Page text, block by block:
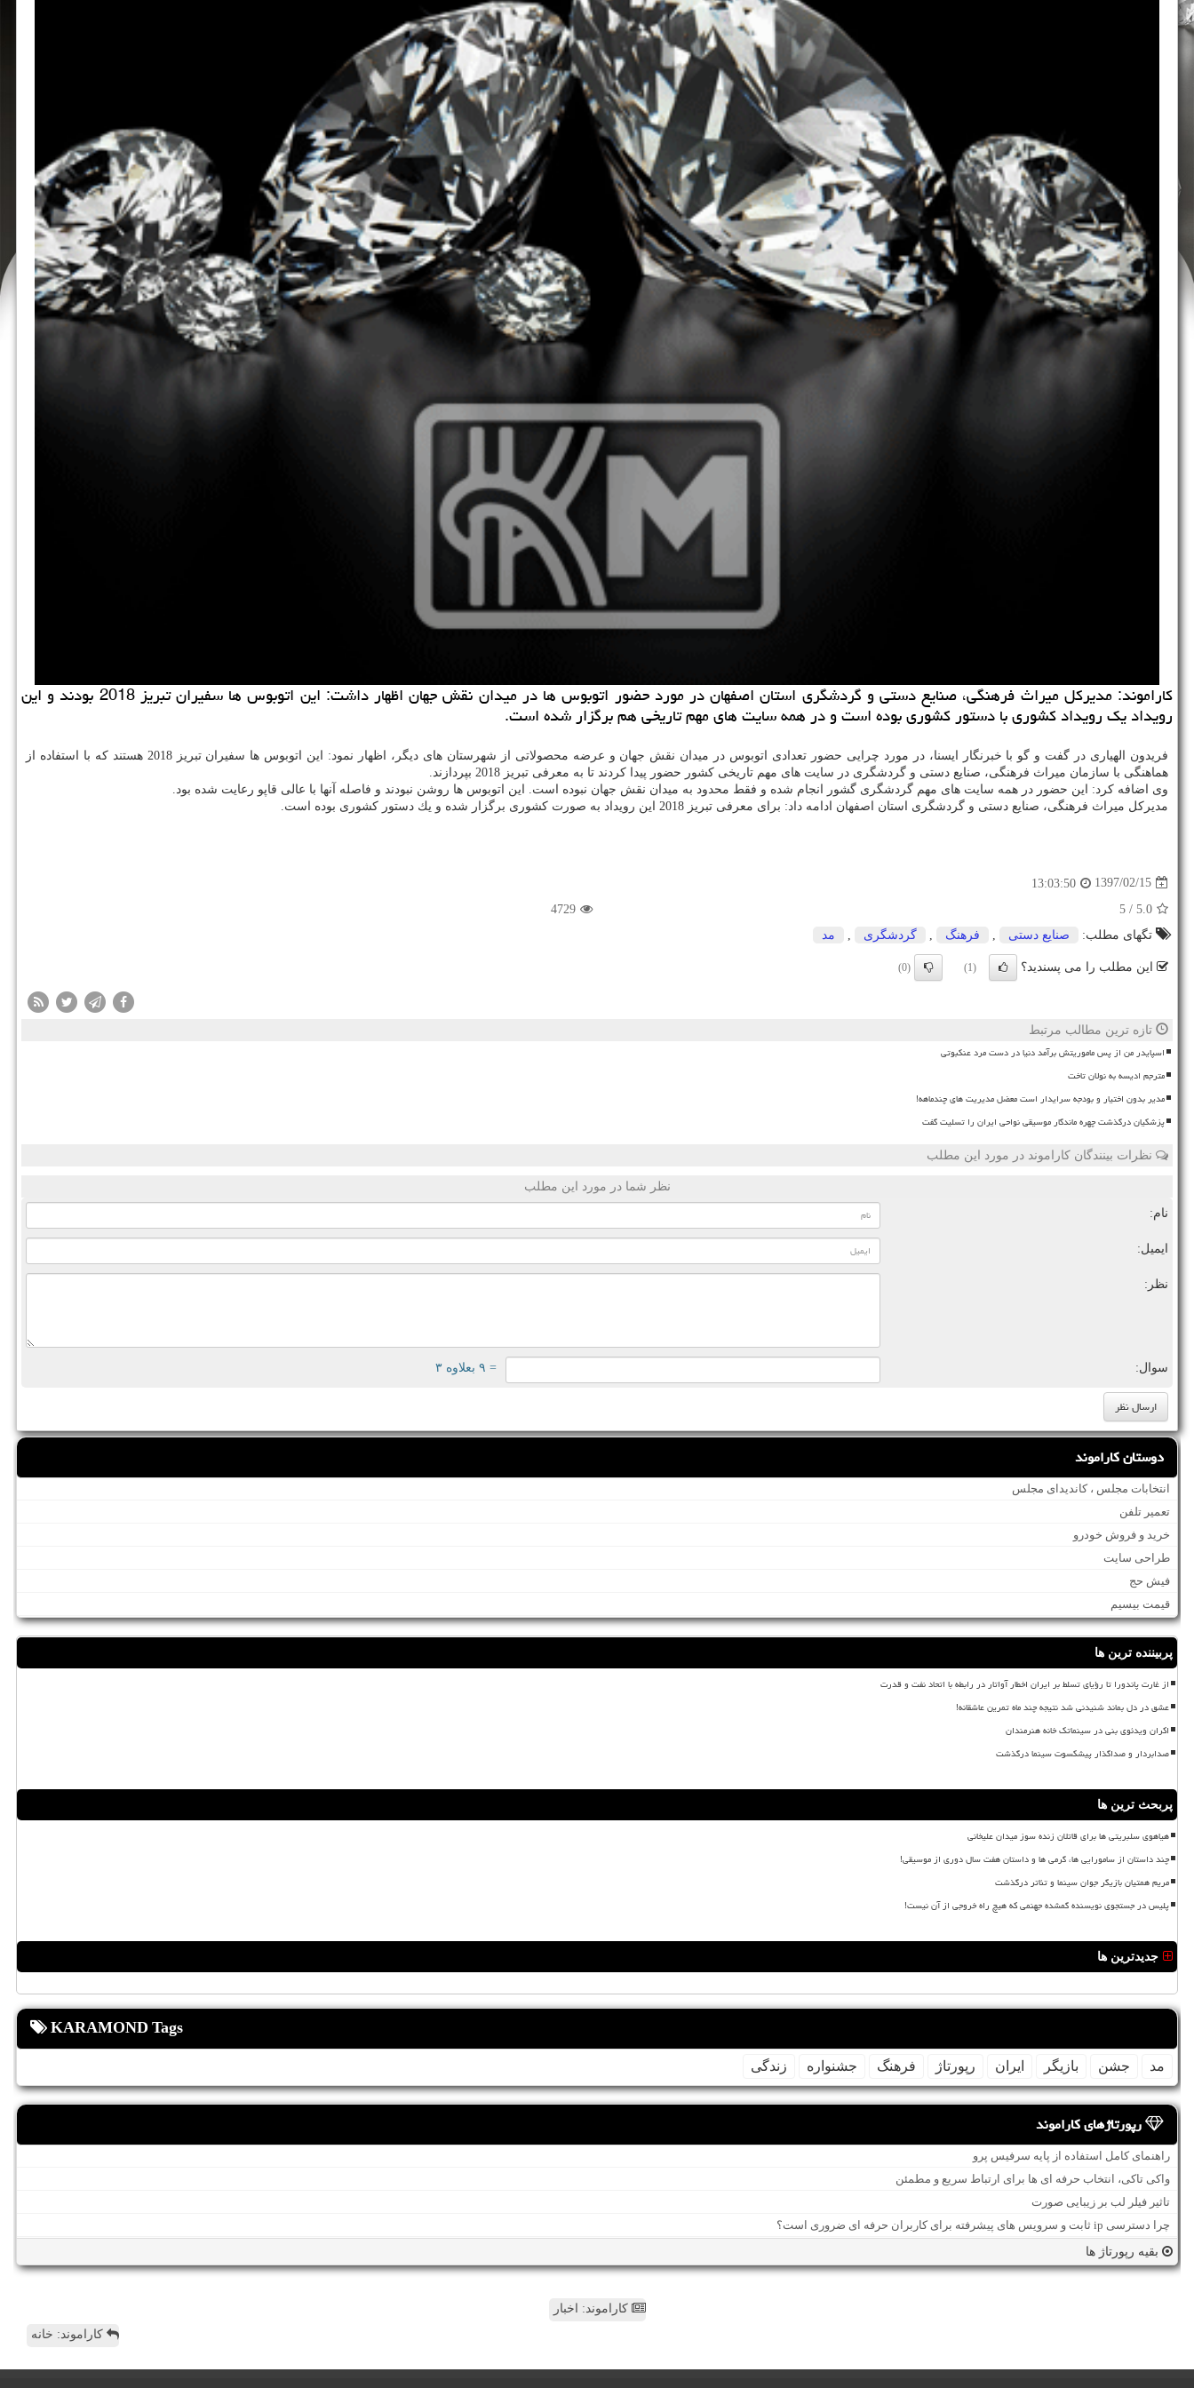
كاراموند: مدیركل میراث فرهنگی، صنایع دستی و گردشگری استان اصفهان در مورد حضور اتوبوس ها در میدان نقش جهان اظهار داشت: این اتوبوس ها سفیران تبریز 2018 بودند و این
رویداد یك رویداد كشوری با دستور كشوری بوده است و در همه سایت های مهم تاریخی هم برگزار شده است.
فریدون الهیاری در گفت و گو با خبرنگار ایسنا، در مورد چرایی حضور تعدادی اتوبوس در میدان نقش جهان و عرضه محصولاتی از شهرستان های دیگر، اظهار نمود: این اتوبوس ها سفیران تبریز 2018 هستند كه با استفاده از
هماهنگی با سازمان میراث فرهنگی، صنایع دستی و گردشگری در سایت های مهم تاریخی كشور حضور پیدا كردند تا به معرفی تبریز 2018 بپردازند.
وی اضافه كرد: این حضور در همه سایت های مهم گردشگری گشور انجام شده و فقط محدود به میدان نقش جهان نبوده است. این اتوبوس ها روشن نبودند و فاصله آنها با عالی قاپو رعایت شده بود.
مدیركل میراث فرهنگی، صنایع دستی و گردشگری استان اصفهان ادامه داد: برای معرفی تبریز 2018 این رویداد به صورت كشوری برگزار شده و یك دستور كشوری بوده است.
1397/02/15
13:03:50
5.0
/ 5
4729
تگهای مطلب:
صنایع دستی فرهنگ گردشگری مد
این مطلب را می پسندید؟ (1)
(0)
تازه ترین مطالب مرتبط
اسپایدر من از پس ماموریتش برآمد دنیا در دست مرد عنکبوتی
مترجم ادیسه به نولان تاخت
مدیر بدون اختیار و بودجه سرایدار است معضل مدیریت های چندماهه!
پزشکیان درگذشت چهره ماندگار موسیقی نواحی ایران را تسلیت گفت
نظرات بینندگان کاراموند در مورد این مطلب
نظر شما در مورد این مطلب
نام:
ایمیل:
نظر:
سوال: = ۹ بعلاوه ۳
دوستان کاراموند
انتخابات مجلس ، کاندیدای مجلس
تعمیر تلفن
خرید و فروش خودرو
طراحی سایت
فیش حج
قیمت بیسیم
پربیننده ترین ها
از غارت پاندورا تا رؤیای تسلط بر ایران اخطار آواتار در رابطه با اتحاد نفت و قدرت
عشق در دل بماند شنیدنی شد نتیجه چند ماه تمرین عاشقانه!
اکران ویدئوی بنی در سینماتک خانه هنرمندان
صدابردار و صداگذار پیشکسوت سینما درگذشت
پربحث ترین ها
هیاهوی سلبریتی ها برای قاتلان زنده سوز میدان علیخانی
چند داستان از سامورایی ها، گرمی ها و داستان هفت سال دوری از موسیقی!
مریم همتیان بازیگر جوان سینما و تئاتر درگذشت
پلیس در جستجوی نویسنده گمشده جهنمی که هیچ راه خروجی از آن نیست!
جدیدترین ها
KARAMOND Tags
مد جشن بازیگر ایران رپورتاژ فرهنگ جشنواره زندگی
رپورتاژهای کاراموند
راهنمای کامل استفاده از پایه سرفیس پرو
واکی تاکی، انتخاب حرفه ای ها برای ارتباط سریع و مطمئن
تاثیر فیلر لب بر زیبایی صورت
چرا دسترسی ip ثابت و سرویس های پیشرفته برای کاربران حرفه ای ضروری است؟
بقیه رپورتاژ ها
کاراموند: اخبار
کاراموند: خانه